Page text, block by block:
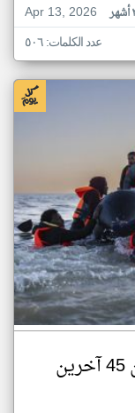
Apr 13, 2026
عدد الكلمات: ٥٠٦
مقتل 9 مهاجرين وفقدان 45 آخرين